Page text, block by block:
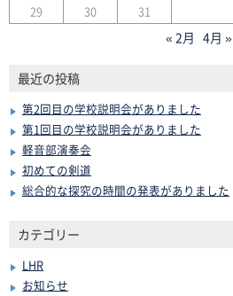
29
30 31
« 2月 4月 »
最近の投稿
第2回目の学校説明会がありました
第1回目の学校説明会がありました
軽音部演奏会
初めての剣道
総合的な探究の時間の発表がありました
カテゴリー
LHR
お知らせ